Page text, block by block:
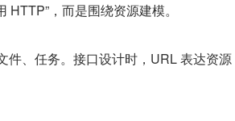
HTTP”，而是围绕资源建模。
件、任务。接口设计时，URL 表达资